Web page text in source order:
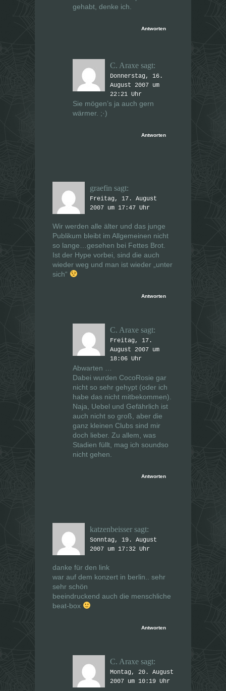
gehabt, denke ich.
Antworten
C. Araxe sagt:
Donnerstag, 16.
August 2007 um
22:21 Uhr
Sie mögen’s ja auch gern
wärmer. ;·)
Antworten
graefin sagt:
Freitag, 17. August
2007 um 17:47 Uhr
Wir werden alle älter und das junge
Publikum bleibt im Allgemeinen nicht
so lange…gesehen bei Fettes Brot.
Ist der Hype vorbei, sind die auch
wieder weg und man ist wieder „unter
sich“
Antworten
C. Araxe sagt:
Freitag, 17.
August 2007 um
18:06 Uhr
Abwarten …
Dabei wurden CocoRosie gar
nicht so sehr gehypt (oder ich
habe das nicht mitbekommen).
Naja, Uebel und Gefährlich ist
auch nicht so groß, aber die
ganz kleinen Clubs sind mir
doch lieber. Zu allem, was
Stadien füllt, mag ich soundso
nicht gehen.
Antworten
katzenbeisser sagt:
Sonntag, 19. August
2007 um 17:32 Uhr
danke für den link
war auf dem konzert in berlin.. sehr
sehr schön
beeindruckend auch die menschliche
beat-box
Antworten
C. Araxe sagt:
Montag, 20. August
2007 um 10:19 Uhr